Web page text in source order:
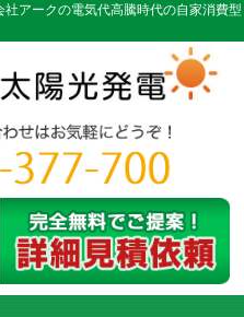
社アークの電気代高騰時代の自家消費型